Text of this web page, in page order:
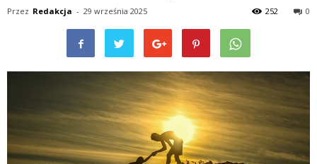
Przez Redakcja - 29 września 2025 0
252